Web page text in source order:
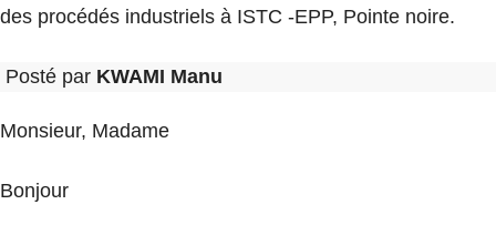
des procédés industriels à ISTC -EPP, Pointe noire.
Posté par KWAMI Manu
Monsieur, Madame
Bonjour